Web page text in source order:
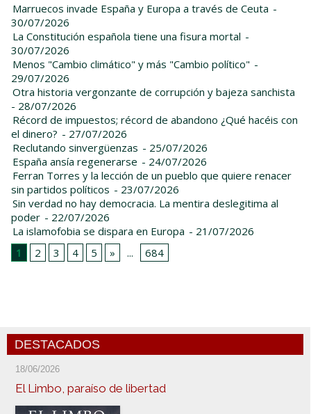
Marruecos invade España y Europa a través de Ceuta -
30/07/2026
La Constitución española tiene una fisura mortal -
30/07/2026
Menos "Cambio climático" y más "Cambio político" -
29/07/2026
Otra historia vergonzante de corrupción y bajeza sanchista
- 28/07/2026
Récord de impuestos; récord de abandono ¿Qué hacéis con
el dinero? - 27/07/2026
Reclutando sinvergüenzas - 25/07/2026
España ansía regenerarse - 24/07/2026
Ferran Torres y la lección de un pueblo que quiere renacer
sin partidos políticos - 23/07/2026
Sin verdad no hay democracia. La mentira deslegitima al
poder - 22/07/2026
La islamofobia se dispara en Europa - 21/07/2026
1
2 3 4 5 » ... 684
DESTACADOS
18/06/2026
El Limbo, paraíso de libertad